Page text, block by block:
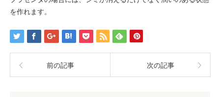
を作れます。
前の記事 次の記事